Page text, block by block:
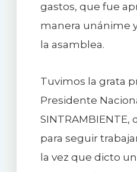
gastos, que fue
manera unánime
la asamblea.
Tuvimos la grata
Presidente
para seguir
la vez que dicto